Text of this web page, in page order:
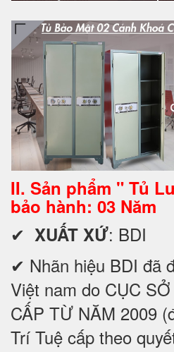
II. Sản phẩm " Tủ
bảo hành: 03 Năm
✔ XUẤT XỨ: BDI
✔ Nhãn hiệu BDI đã
Việt nam do CỤC
CẤP TỪ NĂM 2009
Trí Tuệ cấp theo